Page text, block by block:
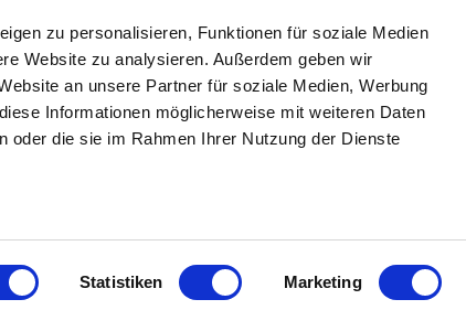
zu personalisieren, Funktionen für soziale Medien
Website zu analysieren. Außerdem geben wir
an unsere Partner für soziale Medien, Werbung
Informationen möglicherweise mit weiteren Daten
oder die sie im Rahmen Ihrer Nutzung der Dienste
Statistiken Marketing
Standort Augsburg
Standort Aachen
Standort Köln
Standort Münster